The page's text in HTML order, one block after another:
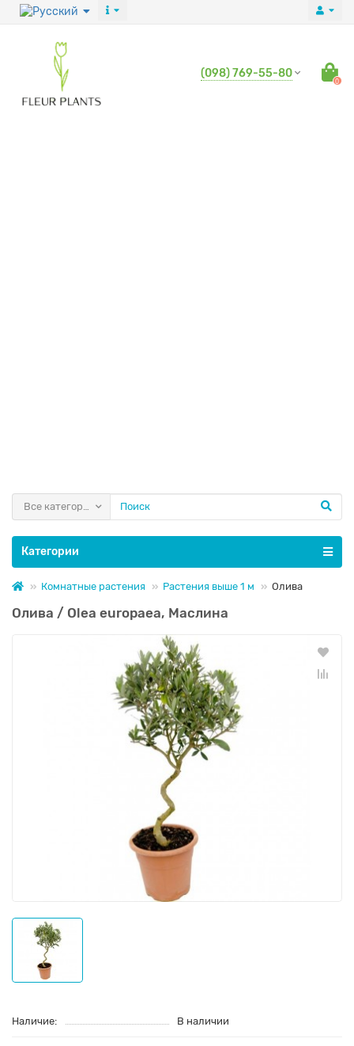
(098) 769-55-80
0
Все категории
Категории
Комнатные растения Растения выше 1 м Олива
Олива / Olea europaea, Маслина
Наличие: В наличии